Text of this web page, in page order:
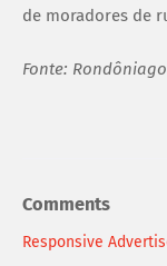
de moradores de
Fonte:
Comments
Responsive